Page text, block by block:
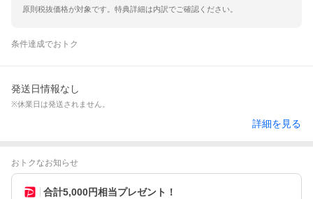
原則税抜価格が対象です。特典詳細は内訳でご確認ください。
条件達成でおトク
発送日情報なし
※休業日は発送されません。
詳細を見る
おトクなお知らせ
合計5,000円相当プレゼント！